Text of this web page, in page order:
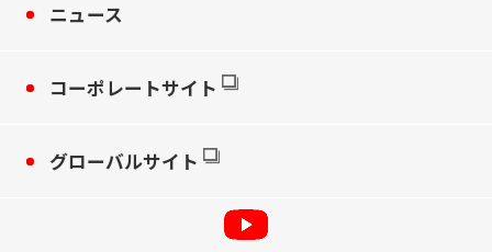
ニュース
コーポレートサイト
グローバルサイト